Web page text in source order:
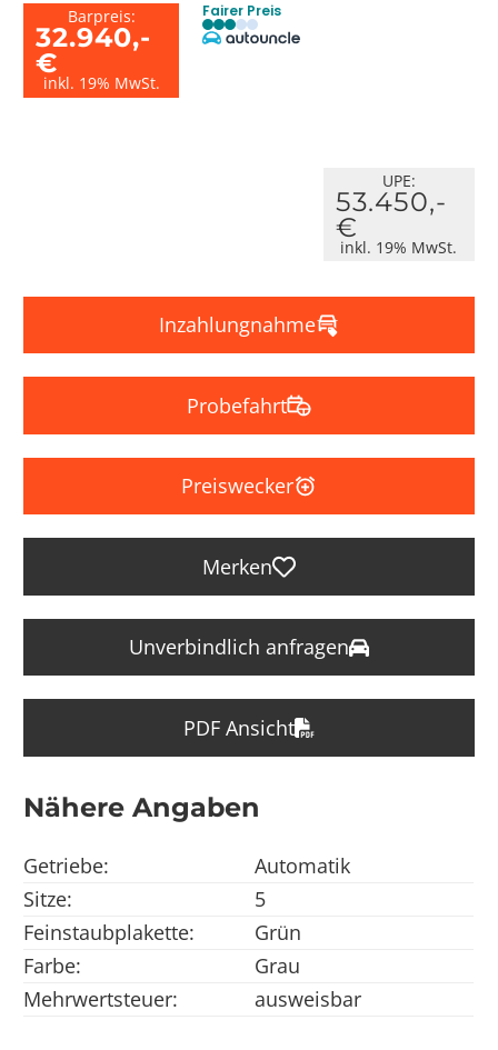
UPE:
53.450,-
€
inkl. 19% MwSt.
Barpreis:
32.940,-
€
inkl. 19% MwSt.
Fairer Preis
Inzahlungnahme
Probefahrt
Preiswecker
Merken
Unverbindlich anfragen
PDF Ansicht
Nähere Angaben
Getriebe:
Automatik
Sitze:
5
Feinstaubplakette:
Grün
Farbe:
Grau
Mehrwertsteuer:
ausweisbar